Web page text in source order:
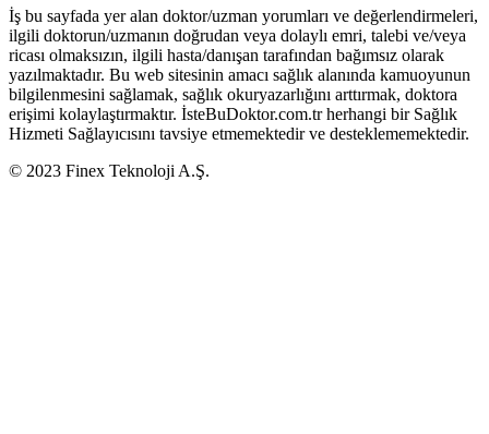
İş bu sayfada yer alan doktor/uzman yorumları ve değerlendirmeleri,
ilgili doktorun/uzmanın doğrudan veya dolaylı emri, talebi ve/veya
ricası olmaksızın, ilgili hasta/danışan tarafından bağımsız olarak
yazılmaktadır. Bu web sitesinin amacı sağlık alanında kamuoyunun
bilgilenmesini sağlamak, sağlık okuryazarlığını arttırmak, doktora
erişimi kolaylaştırmaktır. İsteBuDoktor.com.tr herhangi bir Sağlık
Hizmeti Sağlayıcısını tavsiye etmemektedir ve desteklememektedir.
© 2023 Finex Teknoloji A.Ş.